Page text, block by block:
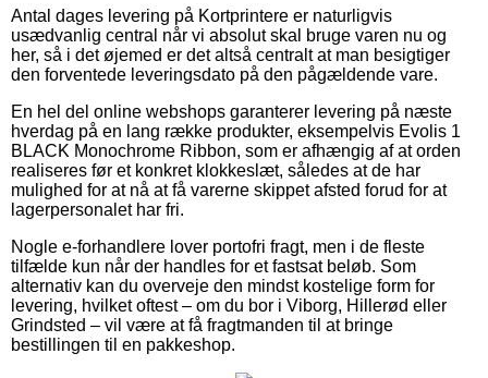
Antal dages levering på Kortprintere er naturligvis
usædvanlig central når vi absolut skal bruge varen nu og
her, så i det øjemed er det altså centralt at man besigtiger
den forventede leveringsdato på den pågældende vare.
En hel del online webshops garanterer levering på næste
hverdag på en lang række produkter, eksempelvis Evolis 1
BLACK Monochrome Ribbon, som er afhængig af at orden
realiseres før et konkret klokkeslæt, således at de har
mulighed for at nå at få varerne skippet afsted forud for at
lagerpersonalet har fri.
Nogle e-forhandlere lover portofri fragt, men i de fleste
tilfælde kun når der handles for et fastsat beløb. Som
alternativ kan du overveje den mindst kostelige form for
levering, hvilket oftest – om du bor i Viborg, Hillerød eller
Grindsted – vil være at få fragtmanden til at bringe
bestillingen til en pakkeshop.